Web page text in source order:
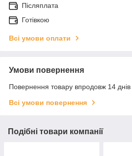
Післяплата
Готівкою
Всі умови оплати
Умови повернення
Повернення товару впродовж 14
Всі умови повернення
Подібні товари компанії